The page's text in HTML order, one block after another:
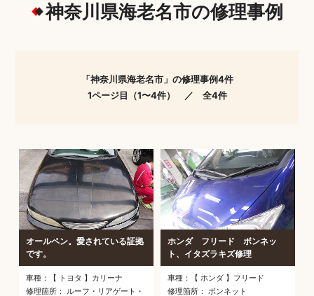
神奈川県海老名市の修理事例
「神奈川県海老名市」の修理事例4件
1ページ目（1〜4件） ／ 全4件
オールペン。愛されている証拠
です。
車種：【 トヨタ 】カリーナ
修理箇所： ルーフ・リアゲート・
ホンダ フリード ボンネッ
ト、イタズラキズ修理
車種：【 ホンダ 】フリード
修理箇所： ボンネット